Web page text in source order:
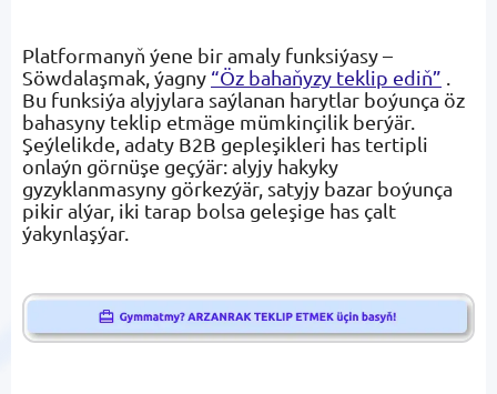
Platformanyň ýene bir amaly funksiýasy –
Söwdalaşmak, ýagny “Öz bahaňyzy teklip ediň”
Bu funksiýa alyjylara saýlanan harytlar boýunça öz
bahasyny teklip etmäge mümkinçilik berýär.
Şeýlelikde, adaty B2B gepleşikleri has tertipli
onlaýn görnüşe geçýär: alyjy hakyky
gyzyklanmasyny görkezýär, satyjy bazar boýunça
pikir alýar, iki tarap bolsa geleşige has çalt
ýakynlaşýar.